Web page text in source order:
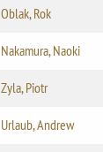
Oblak, Rok
Nakamura, Naoki
Zyla, Piotr
Urlaub, Andrew